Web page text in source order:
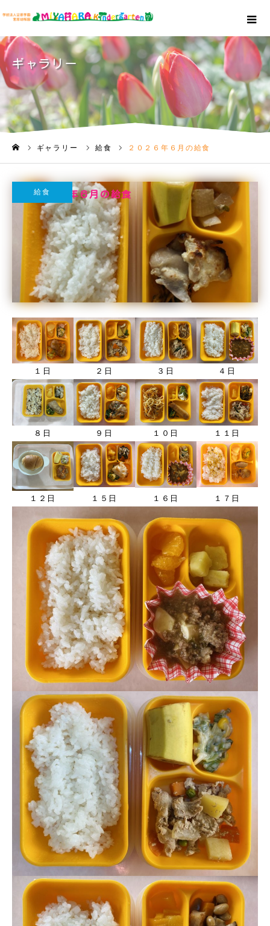
ギャラリー
ギャラリー 給食 ２０２６年６月の給食
給食
２０２６年６月の給食
１日 ２日 ３日 ４日
８日 ９日 １０日 １１日
１２日 １５日 １６日 １７日